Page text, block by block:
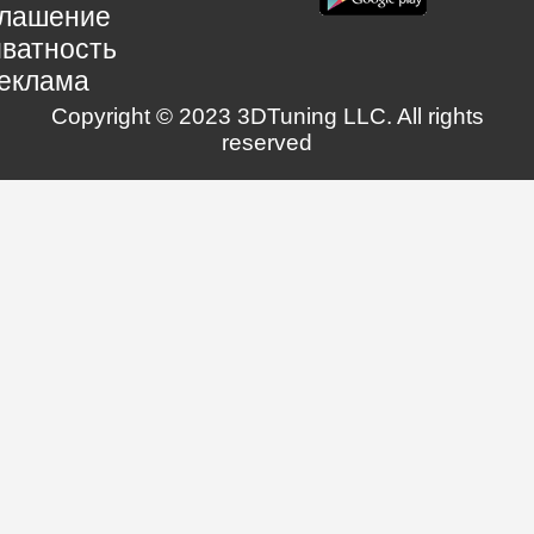
Copyright © 2023 3DTuning LLC. All rights
reserved